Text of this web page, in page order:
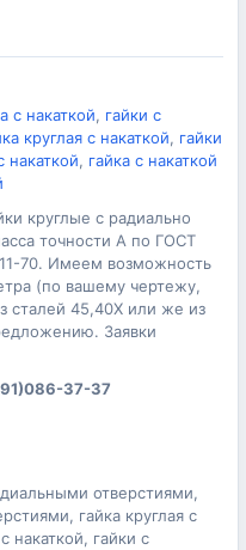
с накаткой, гайки с
круглая с накаткой, гайки
накаткой, гайка с накаткой
круглые с радиально
точности А по ГОСТ
70. Имеем возможность
(по вашему чертежу,
45,40Х или же из
Заявки
37-37
отверстиями,
гайка круглая с
накаткой, гайки с